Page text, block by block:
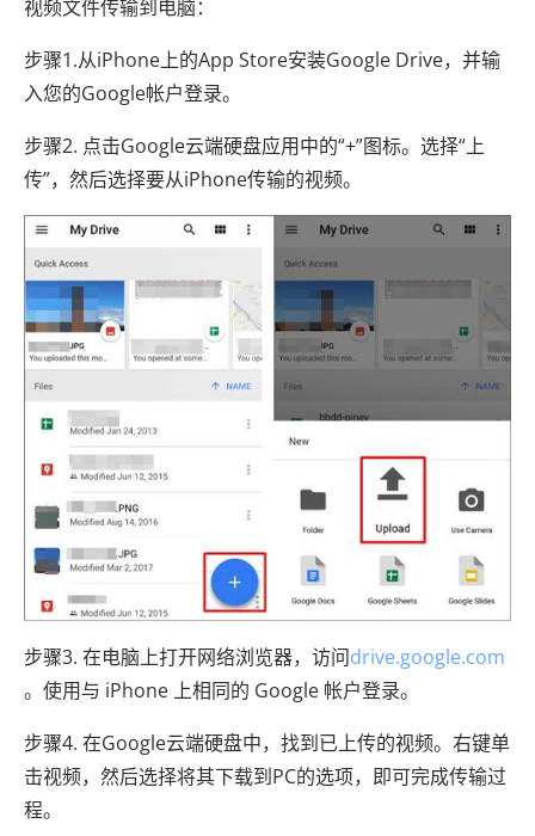
视频文件传输到电脑：
步骤1.从iPhone上的App Store安装Google Drive，并输
入您的Google帐户登录。
步骤2. 点击Google云端硬盘应用中的“+”图标。选择“上
传”，然后选择要从iPhone传输的视频。
步骤3. 在电脑上打开网络浏览器，访问drive.google.com
。使用与 iPhone 上相同的 Google 帐户登录。
步骤4. 在Google云端硬盘中，找到已上传的视频。右键单
击视频，然后选择将其下载到PC的选项，即可完成传输过
程。